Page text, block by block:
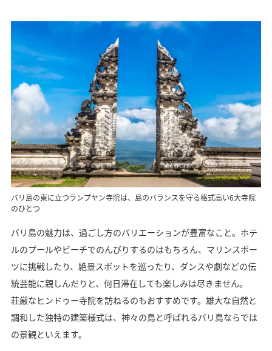
バリ島の東に立つランプヤン寺院は、島のバランスを守る格式高い6大寺院
のひとつ
バリ島の魅力は、過ごし方のバリエーションが豊富なこと。ホテ
ルのプールやビーチでのんびりするのはもちろん、マリンスポー
ツに挑戦したり、絶景スポットを巡ったり、ダンスや劇などの伝
統芸能に親しんだりと、何日滞在しても楽しみは尽きません。
荘厳なヒンドゥー寺院を訪ねるのもおすすめです。雄大な自然と
調和した独特の建築様式は、神々の島と呼ばれるバリ島ならでは
の景観といえます。